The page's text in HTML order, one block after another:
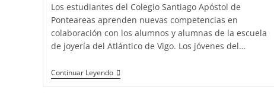
Los estudiantes del Colegio Santiago Apóstol de
Ponteareas aprenden nuevas competencias en
colaboración con los alumnos y alumnas de la escuela
de joyería del Atlántico de Vigo. Los jóvenes del…
Continuar Leyendo
El